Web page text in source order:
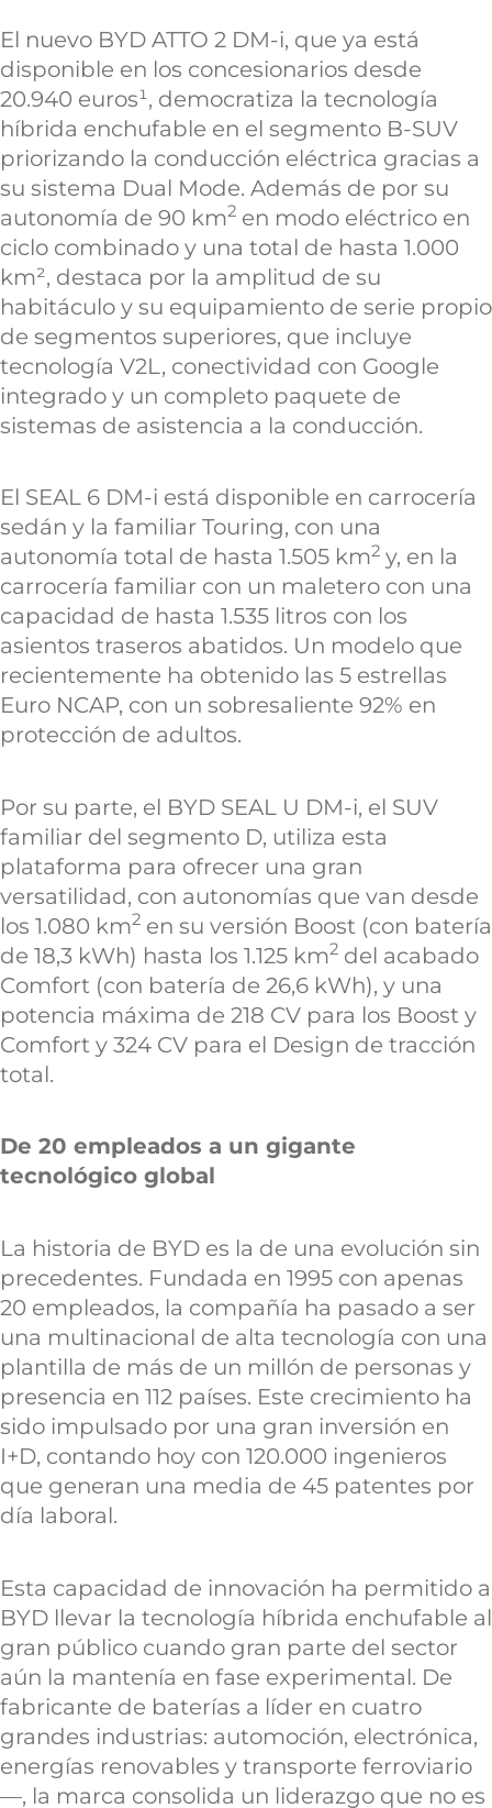
El nuevo BYD ATTO 2 DM-i, que ya está
disponible en los concesionarios desde
20.940 euros¹, democratiza la tecnología
híbrida enchufable en el segmento B-SUV
priorizando la conducción eléctrica gracias a
su sistema Dual Mode. Además de por su
autonomía de 90 km2 en modo eléctrico en
ciclo combinado y una total de hasta 1.000
km², destaca por la amplitud de su
habitáculo y su equipamiento de serie propio
de segmentos superiores, que incluye
tecnología V2L, conectividad con Google
integrado y un completo paquete de
sistemas de asistencia a la conducción.
El SEAL 6 DM-i está disponible en carrocería
sedán y la familiar Touring, con una
autonomía total de hasta 1.505 km2 y, en la
carrocería familiar con un maletero con una
capacidad de hasta 1.535 litros con los
asientos traseros abatidos. Un modelo que
recientemente ha obtenido las 5 estrellas
Euro NCAP, con un sobresaliente 92% en
protección de adultos.
Por su parte, el BYD SEAL U DM-i, el SUV
familiar del segmento D, utiliza esta
plataforma para ofrecer una gran
versatilidad, con autonomías que van desde
los 1.080 km2 en su versión Boost (con batería
de 18,3 kWh) hasta los 1.125 km2 del acabado
Comfort (con batería de 26,6 kWh), y una
potencia máxima de 218 CV para los Boost y
Comfort y 324 CV para el Design de tracción
total.
De 20 empleados a un gigante
tecnológico global
La historia de BYD es la de una evolución sin
precedentes. Fundada en 1995 con apenas
20 empleados, la compañía ha pasado a ser
una multinacional de alta tecnología con una
plantilla de más de un millón de personas y
presencia en 112 países. Este crecimiento ha
sido impulsado por una gran inversión en
I+D, contando hoy con 120.000 ingenieros
que generan una media de 45 patentes por
día laboral.
Esta capacidad de innovación ha permitido a
BYD llevar la tecnología híbrida enchufable al
gran público cuando gran parte del sector
aún la mantenía en fase experimental. De
fabricante de baterías a líder en cuatro
grandes industrias: automoción, electrónica,
energías renovables y transporte ferroviario
—, la marca consolida un liderazgo que no es